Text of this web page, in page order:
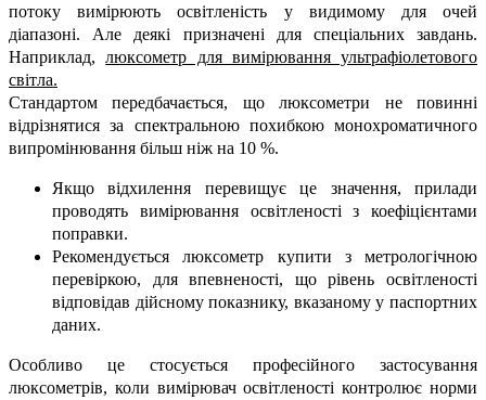
потоку вимірюють освітленість у видимому для очей
діапазоні. Але деякі призначені для спеціальних завдань.
Наприклад,люксометр для вимірювання ультрафіолетового
світла.
Стандартом передбачається, що люксометри не повинні
відрізнятися за спектральною похибкою монохроматичного
випромінювання більш ніж на 10 %.
Якщо відхилення перевищує це значення, прилади
проводять вимірювання освітленості з коефіцієнтами
поправки.
Рекомендується люксометр купити з метрологічною
перевіркою, для впевненості, що рівень освітленості
відповідав дійсному показнику, вказаному у паспортних
даних.
Особливо це стосується професійного застосування
люксометрів, коли вимірювач освітленості контролює норми